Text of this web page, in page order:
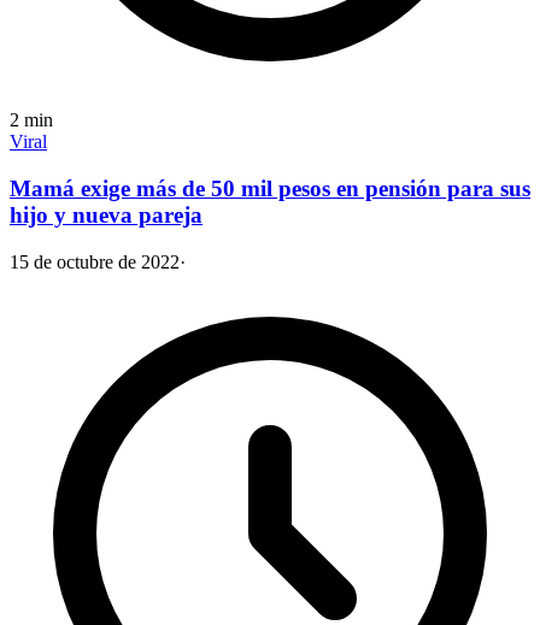
2 min
Viral
Mamá exige más de 50 mil pesos en pensión para sus
hijo y nueva pareja
15 de octubre de 2022·